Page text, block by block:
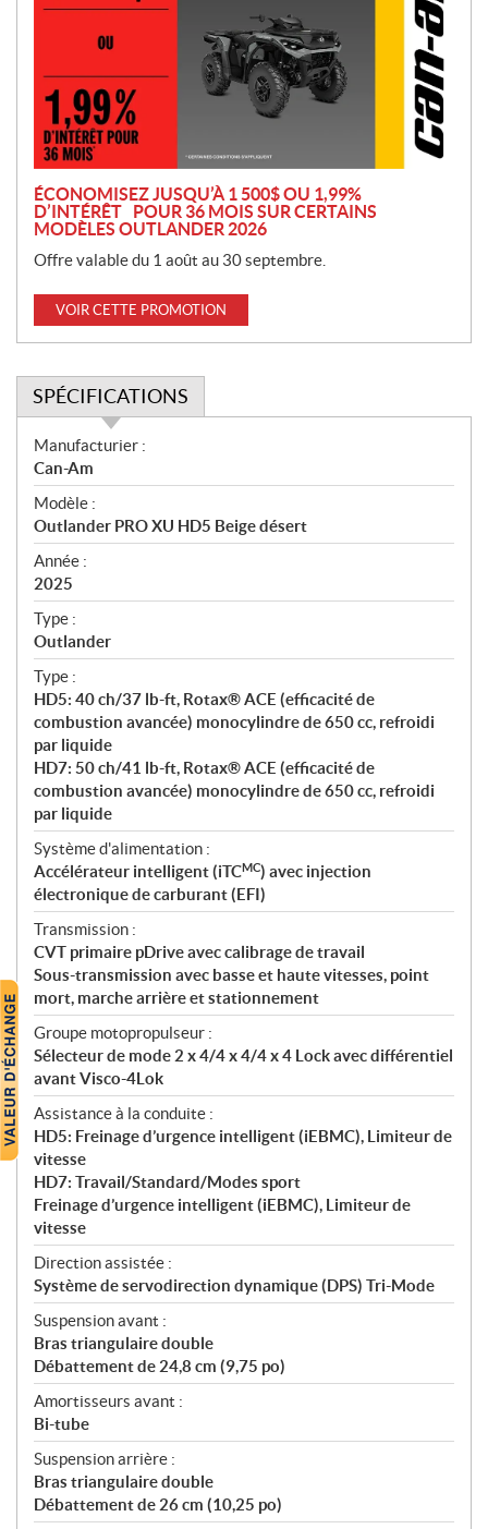
m
o
n
ÉCONOMISEZ JUSQU’À 1 500$ OU 1,99%
D’INTÉRÊT POUR 36 MOIS SUR CERTAINS
MODÈLES OUTLANDER 2026
Offre valable du 1 août au 30 septembre.
VOIR CETTE PROMOTION
SPÉCIFICATIONS
S
p
é
c
i
f
i
c
a
t
i
o
n
s
Manufacturier :
Can-Am
Modèle :
Outlander PRO XU HD5 Beige désert
Année :
2025
Type :
Outlander
Type :
HD5: 40 ch/37 lb-ft, Rotax® ACE (efficacité de
combustion avancée) monocylindre de 650 cc, refroidi
par liquide
HD7: 50 ch/41 lb-ft, Rotax® ACE (efficacité de
combustion avancée) monocylindre de 650 cc, refroidi
par liquide
Système d'alimentation :
Accélérateur intelligent (iTCMC) avec injection
électronique de carburant (EFI)
Transmission :
CVT primaire pDrive avec calibrage de travail
Sous-transmission avec basse et haute vitesses, point
mort, marche arrière et stationnement
Groupe motopropulseur :
Sélecteur de mode 2 x 4/4 x 4/4 x 4 Lock avec différentiel
avant Visco-4Lok
Assistance à la conduite :
HD5: Freinage d’urgence intelligent (iEBMC), Limiteur de
vitesse
HD7: Travail/Standard/Modes sport
Freinage d’urgence intelligent (iEBMC), Limiteur de
vitesse
Direction assistée :
Système de servodirection dynamique (DPS) Tri-Mode
Suspension avant :
Bras triangulaire double
Débattement de 24,8 cm (9,75 po)
Amortisseurs avant :
Bi-tube
Suspension arrière :
Bras triangulaire double
Débattement de 26 cm (10,25 po)